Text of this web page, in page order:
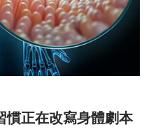
的生活習慣正在改寫身體劇本